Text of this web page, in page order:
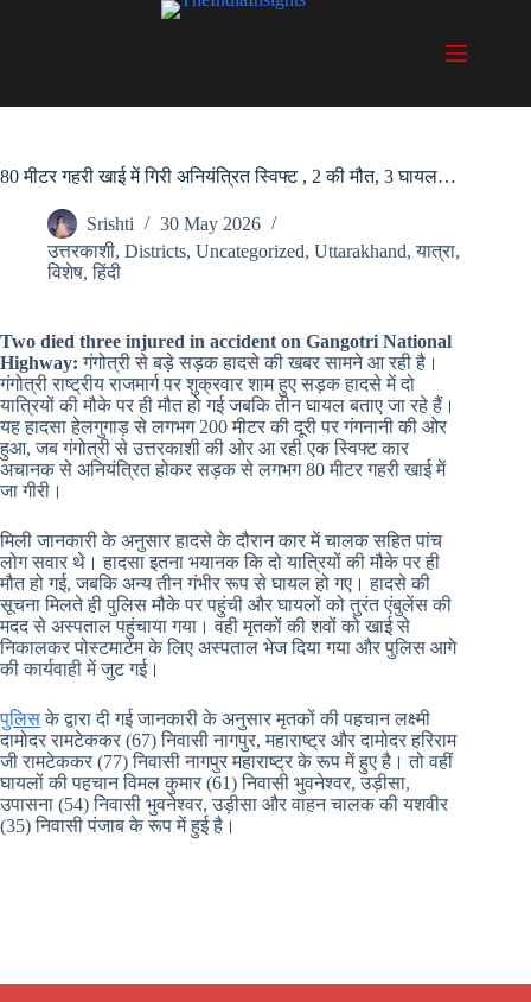
80 मीटर गहरी खाई में गिरी अनियंत्रित स्विफ्ट , 2 की मौत, 3 घायल…
Srishti
30 May 2026
उत्तरकाशी, Districts, Uncategorized, Uttarakhand,यात्रा,
विशेष,हिंदी
Two died three injured in accident on Gangotri National
Highway:गंगोत्री से बड़े सड़क हादसे की खबर सामने आ रही है।
गंगोत्री राष्ट्रीय राजमार्ग पर शुक्रवार शाम हुए सड़क हादसे में दो
यात्रियों की मौके पर ही मौत हो गई जबकि तीन घायल बताए जा रहे हैं।
यह हादसा हेलगुगाड़ से लगभग 200 मीटर की दूरी पर गंगनानी की ओर
हुआ, जब गंगोत्री से उत्तरकाशी की ओर आ रही एक स्विफ्ट कार
अचानक से अनियंत्रित होकर सड़क से लगभग 80 मीटर गहरी खाई में
जा गीरी।
मिली जानकारी के अनुसार हादसे के दौरान कार में चालक सहित पांच
लोग सवार थे। हादसा इतना भयानक कि दो यात्रियों की मौके पर ही
मौत हो गई, जबकि अन्य तीन गंभीर रूप से घायल हो गए। हादसे की
सूचना मिलते ही पुलिस मौके पर पहुंची और घायलों को तुरंत एंबुलेंस की
मदद से अस्पताल पहुंचाया गया। वही मृतकों की शवों को खाई से
निकालकर पोस्टमार्टम के लिए अस्पताल भेज दिया गया और पुलिस आगे
की कार्यवाही में जुट गई।
पुलिसके द्वारा दी गई जानकारी के अनुसार मृतकों की पहचान लक्ष्मी
दामोदर रामटेककर (67) निवासी नागपुर, महाराष्ट्र और दामोदर हरिराम
जी रामटेककर (77) निवासी नागपुर महाराष्ट्र के रूप में हुए है। तो वहीं
घायलों की पहचान विमल कुमार (61) निवासी भुवनेश्वर, उड़ीसा,
उपासना (54) निवासी भुवनेश्वर, उड़ीसा और वाहन चालक की यशवीर
(35) निवासी पंजाब के रूप में हुई है।